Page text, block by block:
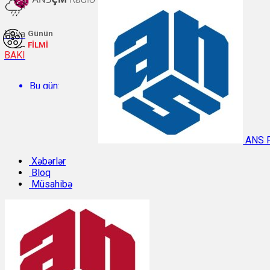
Hava
BAKI
Bu gün:
Temperatur: 29.2°C. Rütubət: 48%.
Sabah:
Günün
FİLMİ
ANS
Xəbərlər
Bloq
Müsahibə